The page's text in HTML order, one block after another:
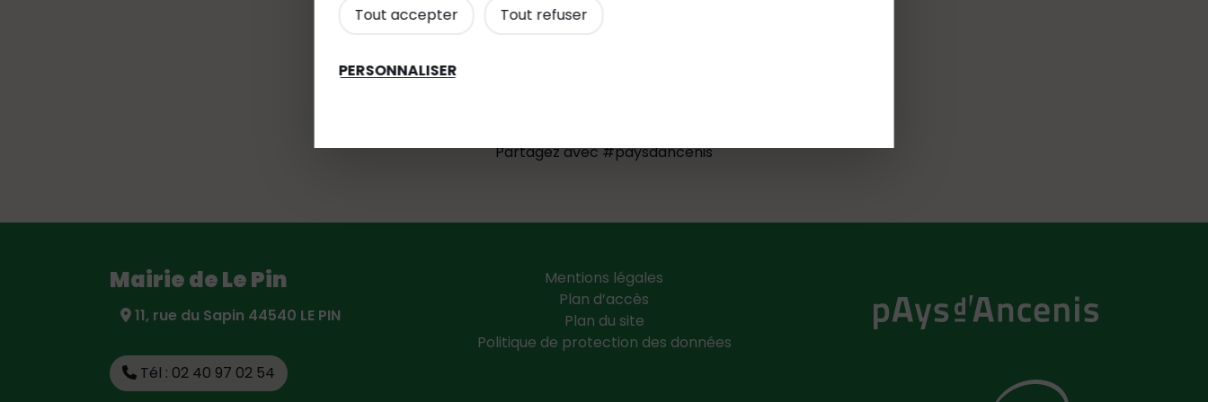
Tout accepter Tout refuser
PERSONNALISER
Partagez avec #paysdancenis
Mairie de Le Pin
11, rue du Sapin 44540 LE PIN
Tél : 02 40 97 02 54
Mentions légales
Plan d’accès
Plan du site
Politique de protection des données